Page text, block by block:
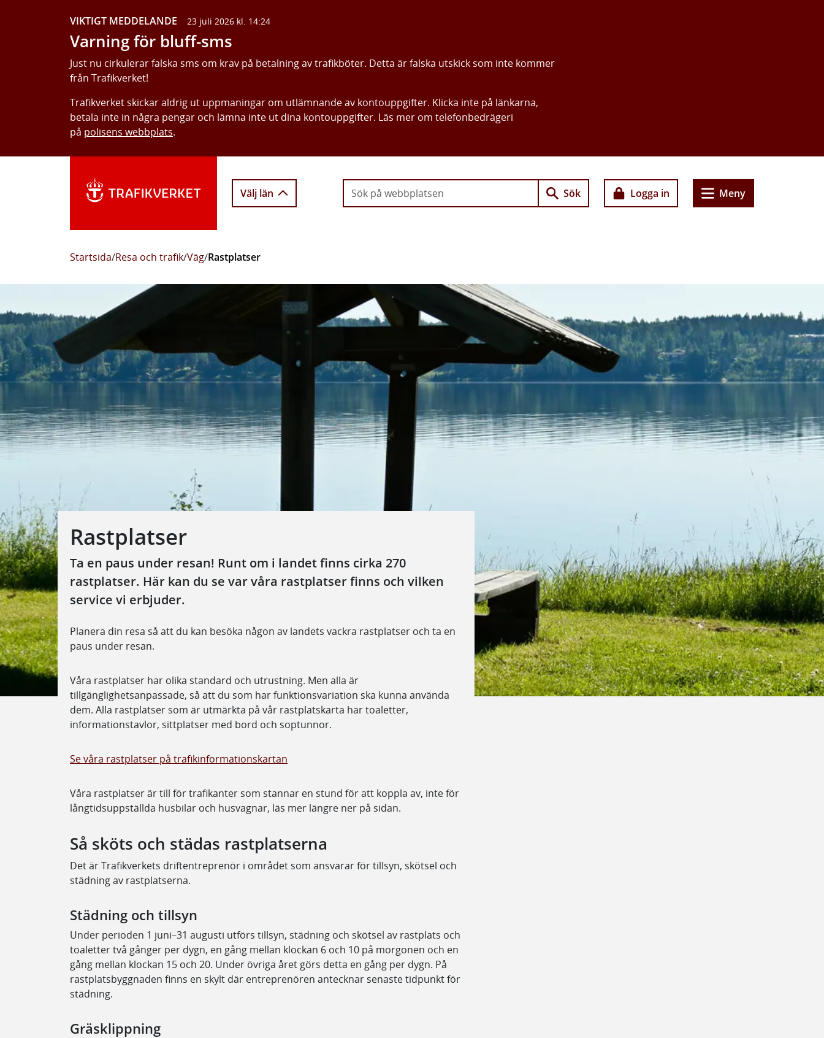
VIKTIGT MEDDELANDE 23 juli 2026 kl. 14:24
Varning för bluff-sms
Just nu cirkulerar falska sms om krav på betalning av trafikböter. Detta är falska utskick som inte kommer
från Trafikverket!
Trafikverket skickar aldrig ut uppmaningar om utlämnande av kontouppgifter. Klicka inte på länkarna,
betala inte in några pengar och lämna inte ut dina kontouppgifter. Läs mer om telefonbedrägeri
på polisens webbplats.
Välj län Sök Logga in Meny
Startsida/Resa och trafik/Väg/Rastplatser
Rastplatser
Ta en paus under resan! Runt om i landet finns cirka 270
rastplatser. Här kan du se var våra rastplatser finns och vilken
service vi erbjuder.
Planera din resa så att du kan besöka någon av landets vackra rastplatser och ta en
paus under resan.
Våra rastplatser har olika standard och utrustning. Men alla är
tillgänglighetsanpassade, så att du som har funktionsvariation ska kunna använda
dem. Alla rastplatser som är utmärkta på vår rastplatskarta har toaletter,
informationstavlor, sittplatser med bord och soptunnor.
Se våra rastplatser på trafikinformationskartan
Våra rastplatser är till för trafikanter som stannar en stund för att koppla av, inte för
långtidsuppställda husbilar och husvagnar, läs mer längre ner på sidan.
Så sköts och städas rastplatserna
Det är Trafikverkets driftentreprenör i området som ansvarar för tillsyn, skötsel och
städning av rastplatserna.
Städning och tillsyn
Under perioden 1 juni–31 augusti utförs tillsyn, städning och skötsel av rastplats och
toaletter två gånger per dygn, en gång mellan klockan 6 och 10 på morgonen och en
gång mellan klockan 15 och 20. Under övriga året görs detta en gång per dygn. På
rastplatsbyggnaden finns en skylt där entreprenören antecknar senaste tidpunkt för
städning.
Gräsklippning